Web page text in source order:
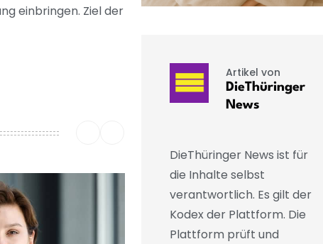
einbringen. Ziel der
Artikel von
DieThüringer
News
DieThüringer News ist für
die Inhalte selbst
verantwortlich. Es gilt der
Kodex der Plattform. Die
Plattform prüft und